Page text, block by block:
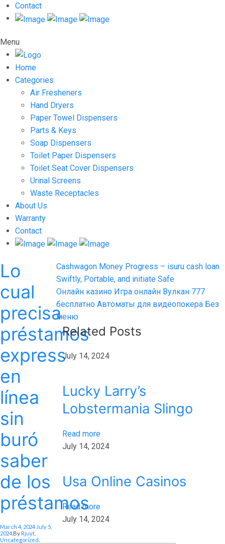
Contact
Menu
Home
Categories
Air Fresheners
Hand Dryers
Paper Towel Dispensers
Parts & Keys
Soap Dispensers
Toilet Paper Dispensers
Toilet Seat Cover Dispensers
Urinal Screens
Waste Receptacles
About Us
Warranty
Contact
Lo
cual
precisa
préstamos
express
en
línea
sin
buró
saber
de los
préstamos
Posted On
March 4, 2024 July 5,
2024 By Rjuyt
Uncategorized
Post
navigation
Previous
post:
Cashwagon Money Progress – isuru cash loan
Swiftly, Portable, and initiate Safe
Next
post:
Онлайн казино Игра онлайн Вулкан 777
бесплатно Автоматы для видеопокера Без
меню
Related Posts
July 14, 2024
Lucky Larry’s
Lobstermania Slingo
Read more
July 14, 2024
Usa Online Casinos
Read more
July 14, 2024